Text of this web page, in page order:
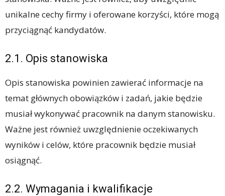
unikalne cechy firmy i oferowane korzyści, które mogą
przyciągnąć kandydatów.
2.1. Opis stanowiska
Opis stanowiska powinien zawierać informacje na
temat głównych obowiązków i zadań, jakie będzie
musiał wykonywać pracownik na danym stanowisku.
Ważne jest również uwzględnienie oczekiwanych
wyników i celów, które pracownik będzie musiał
osiągnąć.
2.2. Wymagania i kwalifikacje